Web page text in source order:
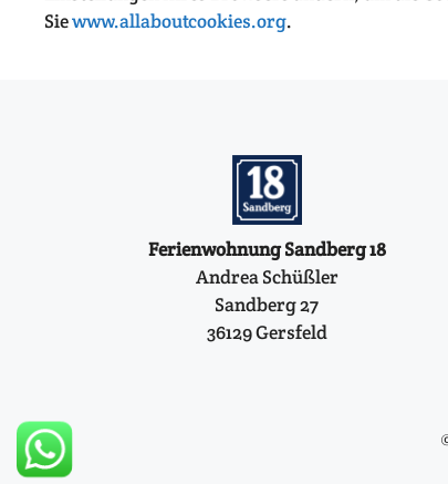
Siewww.allaboutcookies.org.
Ferienwohnung Sandberg 18
Andrea Schüßler
Sandberg 27
36129 Gersfeld